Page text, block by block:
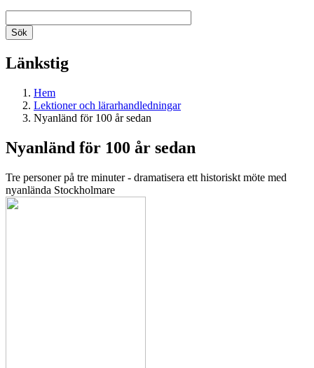
Länkstig
Hem
Lektioner och lärarhandledningar
Nyanländ för 100 år sedan
Nyanländ för 100 år sedan
Tre personer på tre minuter - dramatisera ett historiskt möte med
nyanlända Stockholmare